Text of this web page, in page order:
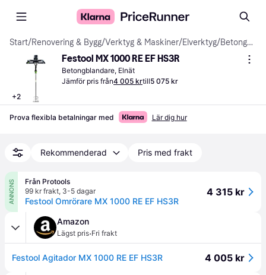
Start/Renovering & Bygg/Verktyg & Maskiner/Elverktyg/ Betongblandare
+2
Festool MX 1000 RE EF HS3R
Betongblandare, Elnät
Jämför pris från4 005 krtill5 075 kr
Prova flexibla betalningar med Lär dig hur
Rekommenderad Pris med frakt
ANNONS
Från Protools
99 kr frakt, 3-5 dagar
Festool Omrörare MX 1000 RE EF HS3R
4 315 kr
Amazon
Lägst pris·Fri frakt
Festool Agitador MX 1000 RE EF HS3R 4 005 kr